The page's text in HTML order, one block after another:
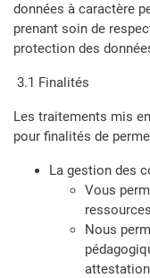
données à caractère
prenant soin de
protection des
3.1 Finalités
Les traitements mis
pour finalités de
La gestion des
Vous
Nous